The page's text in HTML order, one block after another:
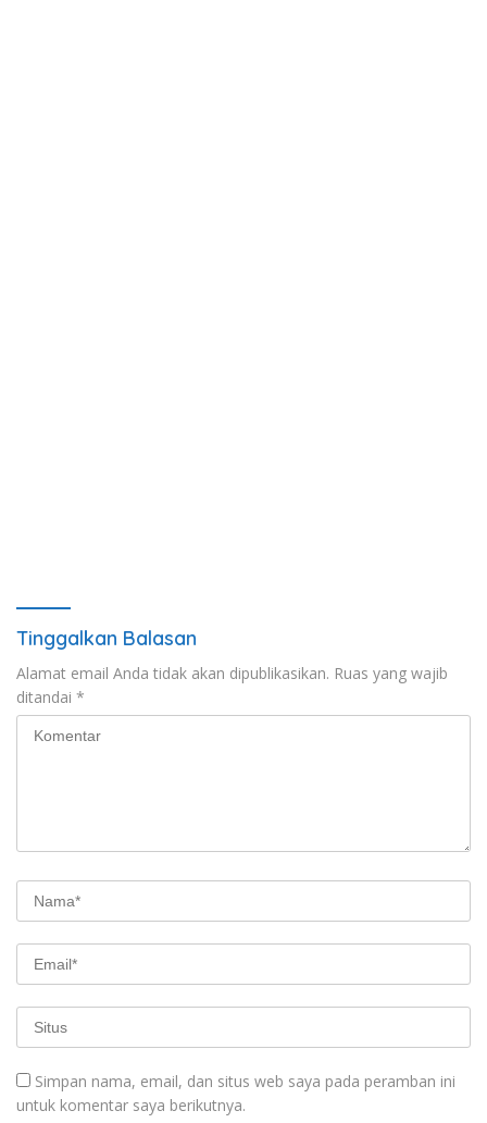
Tinggalkan Balasan
Alamat email Anda tidak akan dipublikasikan. Ruas yang wajib
ditandai *
Simpan nama, email, dan situs web saya pada peramban ini
untuk komentar saya berikutnya.